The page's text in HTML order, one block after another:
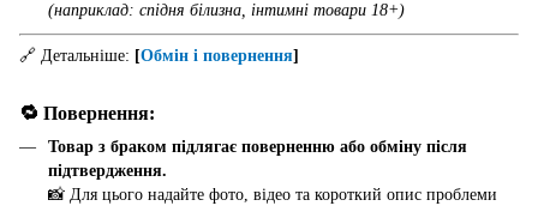
(наприклад: спідня білизна, інтимні товари 18+)
🔗 Детальніше: [Обмін і повернення]
🔁 Повернення:
Товар з браком підлягає поверненню або обміну після
підтвердження.
📸 Для цього надайте фото, відео та короткий опис проблеми